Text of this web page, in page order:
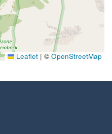
Leaflet | © OpenStreetMap